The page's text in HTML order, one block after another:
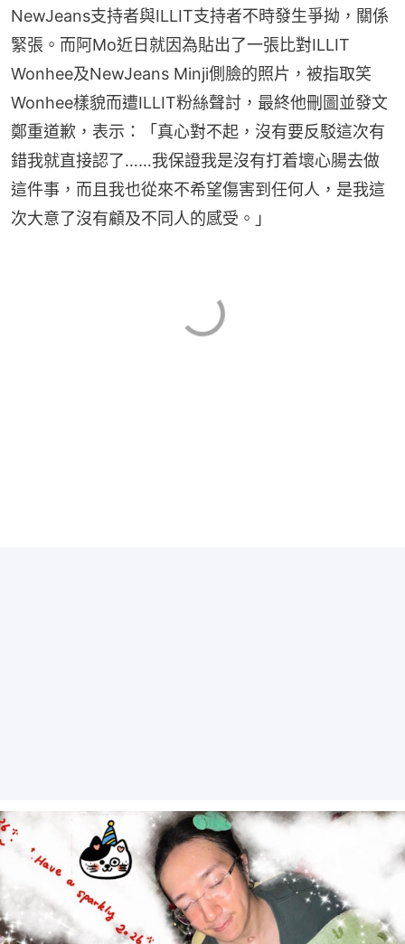
NewJeans支持者與ILLIT支持者不時發生爭拗，關係
緊張。而阿Mo近日就因為貼出了一張比對ILLIT
Wonhee及NewJeans Minji側臉的照片，被指取笑
Wonhee樣貌而遭ILLIT粉絲聲討，最終他刪圖並發文
鄭重道歉，表示：「真心對不起，沒有要反駁這次有
錯我就直接認了……我保證我是沒有打着壞心腸去做
這件事，而且我也從來不希望傷害到任何人，是我這
次大意了沒有顧及不同人的感受。」